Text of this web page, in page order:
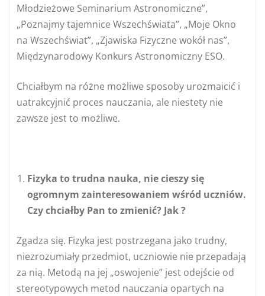
Młodzieżowe Seminarium Astronomiczne”,
„Poznajmy tajemnice Wszechświata”, „Moje Okno
na Wszechświat”, „Zjawiska Fizyczne wokół nas”,
Międzynarodowy Konkurs Astronomiczny ESO.
Chciałbym na różne możliwe sposoby urozmaicić i
uatrakcyjnić proces nauczania, ale niestety nie
zawsze jest to możliwe.
Fizyka to trudna nauka, nie cieszy się
ogromnym zainteresowaniem wśród uczniów.
Czy chciałby Pan to zmienić? Jak ?
Zgadza się. Fizyka jest postrzegana jako trudny,
niezrozumiały przedmiot, uczniowie nie przepadają
za nią. Metodą na jej „oswojenie” jest odejście od
stereotypowych metod nauczania opartych na